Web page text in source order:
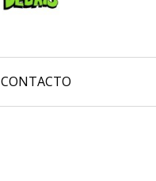
CONTACTO